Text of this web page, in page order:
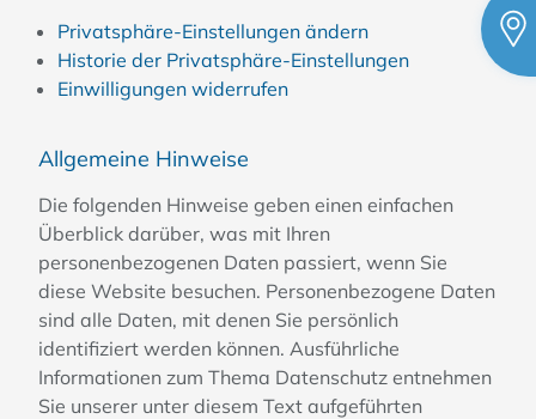
Privatsphäre-Einstellungen ändern
Historie der Privatsphäre-Einstellungen
Einwilligungen widerrufen
Allgemeine Hinweise
Die folgenden Hinweise geben einen einfachen
Überblick darüber, was mit Ihren
personenbezogenen Daten passiert, wenn Sie
diese Website besuchen. Personenbezogene Daten
sind alle Daten, mit denen Sie persönlich
identifiziert werden können. Ausführliche
Informationen zum Thema Datenschutz entnehmen
Sie unserer unter diesem Text aufgeführten